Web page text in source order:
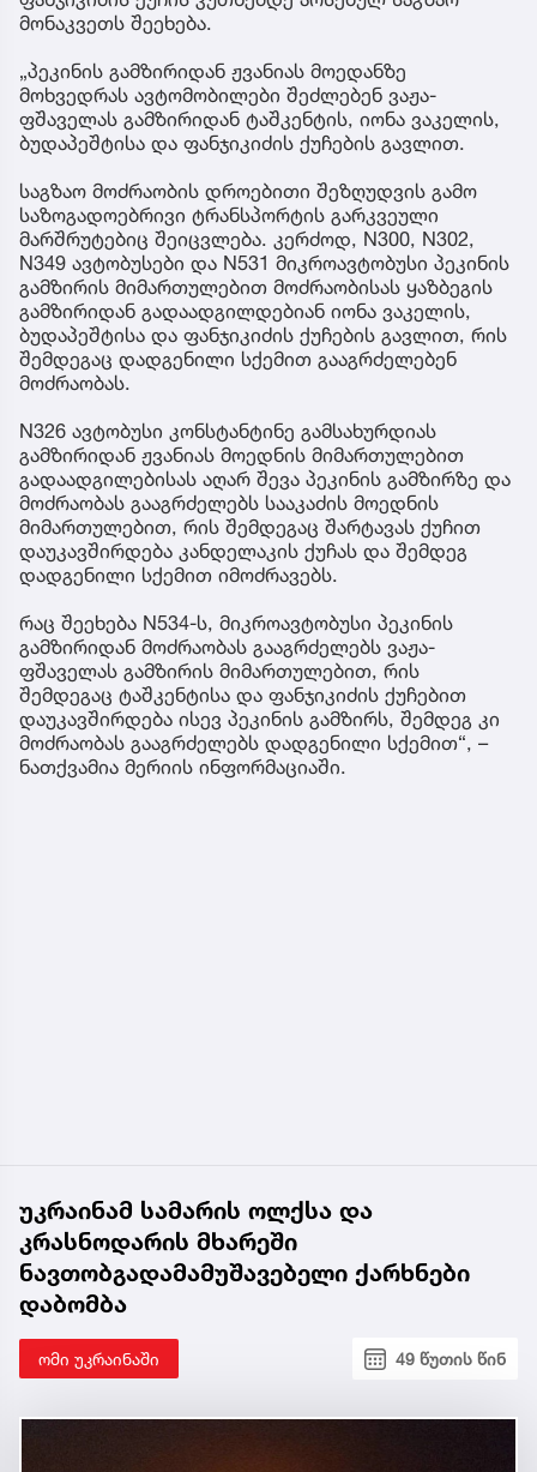
მონაკვეთს შეეხება.
„პეკინის გამზირიდან ჟვანიას მოედანზე
მოხვედრას ავტომობილები შეძლებენ ვაჟა-
ფშაველას გამზირიდან ტაშკენტის, იონა ვაკელის,
ბუდაპეშტისა და ფანჯიკიძის ქუჩების გავლით.
საგზაო მოძრაობის დროებითი შეზღუდვის გამო
საზოგადოებრივი ტრანსპორტის გარკვეული
მარშრუტებიც შეიცვლება. კერძოდ, N300, N302,
N349 ავტობუსები და N531 მიკროავტობუსი პეკინის
გამზირის მიმართულებით მოძრაობისას ყაზბეგის
გამზირიდან გადაადგილდებიან იონა ვაკელის,
ბუდაპეშტისა და ფანჯიკიძის ქუჩების გავლით, რის
შემდეგაც დადგენილი სქემით გააგრძელებენ
მოძრაობას.
N326 ავტობუსი კონსტანტინე გამსახურდიას
გამზირიდან ჟვანიას მოედნის მიმართულებით
გადაადგილებისას აღარ შევა პეკინის გამზირზე და
მოძრაობას გააგრძელებს სააკაძის მოედნის
მიმართულებით, რის შემდეგაც შარტავას ქუჩით
დაუკავშირდება კანდელაკის ქუჩას და შემდეგ
დადგენილი სქემით იმოძრავებს.
რაც შეეხება N534-ს, მიკროავტობუსი პეკინის
გამზირიდან მოძრაობას გააგრძელებს ვაჟა-
ფშაველას გამზირის მიმართულებით, რის
შემდეგაც ტაშკენტისა და ფანჯიკიძის ქუჩებით
დაუკავშირდება ისევ პეკინის გამზირს, შემდეგ კი
მოძრაობას გააგრძელებს დადგენილი სქემით“, –
ნათქვამია მერიის ინფორმაციაში.
უკრაინამ სამარის ოლქსა და
კრასნოდარის მხარეში
ნავთობგადამამუშავებელი ქარხნები
დაბომბა
ომი უკრაინაში 49 წუთის წინ